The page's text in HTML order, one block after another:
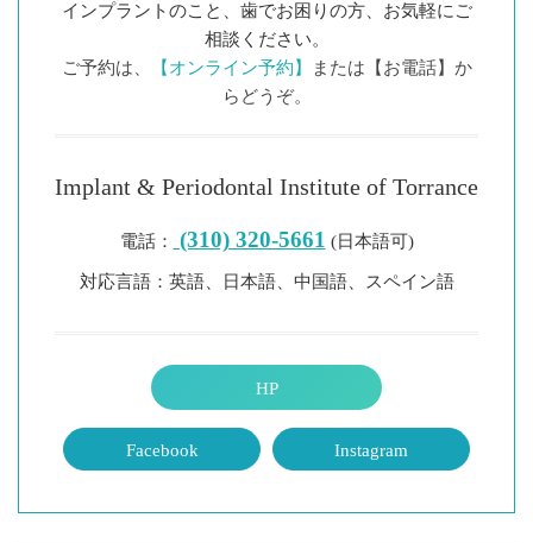
インプラントのこと、歯でお困りの方、お気軽にご
相談ください。
ご予約は、
【オンライン予約】
または【お電話】か
らどうぞ。
Implant & Periodontal Institute of Torrance
電話： (310) 320-5661 (日本語可)
対応言語：英語、日本語、中国語、スペイン語
HP
Facebook Instagram